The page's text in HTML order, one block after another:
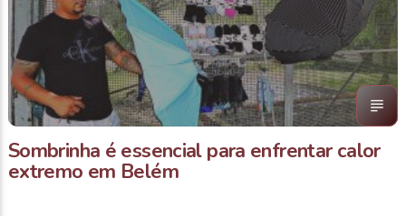
Sombrinha é essencial para enfrentar calor
extremo em Belém